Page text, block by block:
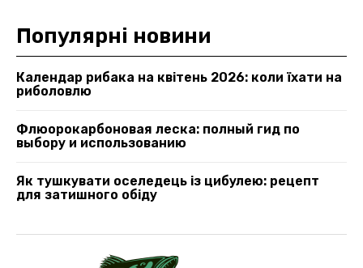
Популярні новини
Календар рибака на квітень 2026: коли їхати на
риболовлю
Флюорокарбоновая леска: полный гид по
выбору и использованию
Як тушкувати оселедець із цибулею: рецепт
для затишного обіду